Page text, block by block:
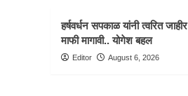
हर्षवर्धन सपकाळ यांनी त्वरित जाहीर
माफी मागावी.. योगेश बहल
Editor August 6, 2026